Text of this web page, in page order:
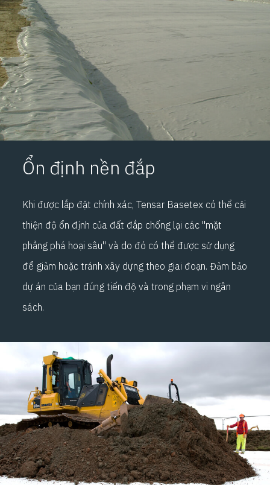
Ổn định nền đắp
Khi được lắp đặt chính xác, Tensar Basetex có thể cải
thiện độ ổn định của đất đắp chống lại các "mặt
phẳng phá hoại sâu" và do đó có thể được sử dụng
để giảm hoặc tránh xây dựng theo giai đoạn. Đảm bảo
dự án của bạn đúng tiến độ và trong phạm vi ngân
sách.